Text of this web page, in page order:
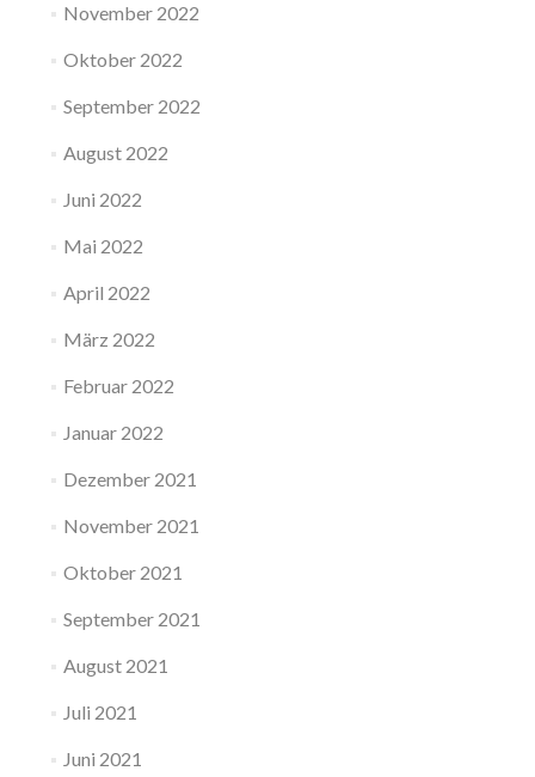
November 2022
Oktober 2022
September 2022
August 2022
Juni 2022
Mai 2022
April 2022
März 2022
Februar 2022
Januar 2022
Dezember 2021
November 2021
Oktober 2021
September 2021
August 2021
Juli 2021
Juni 2021